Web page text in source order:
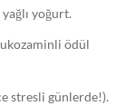
yoğurt.
ödül
stresli günlerde!).